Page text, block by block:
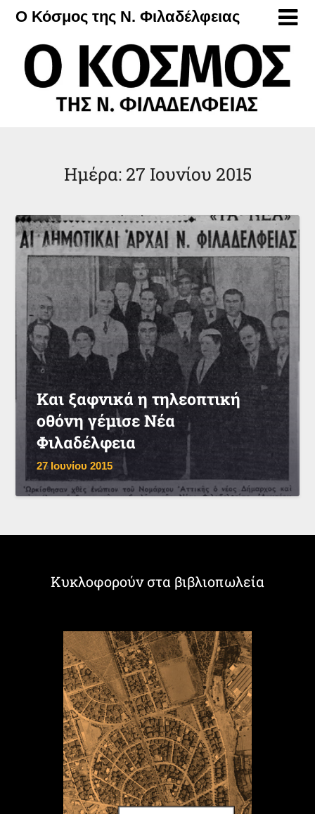
Μετάβαση
περιεχόμενο
Ο Κόσμος της Ν. Φιλαδέλφειας
Ημέρα: 27 Ιουνίου 2015
Και ξαφνικά η τηλεοπτική
οθόνη γέμισε Νέα
Φιλαδέλφεια
27 Ιουνίου 2015
Κυκλοφορούν στα βιβλιοπωλεία